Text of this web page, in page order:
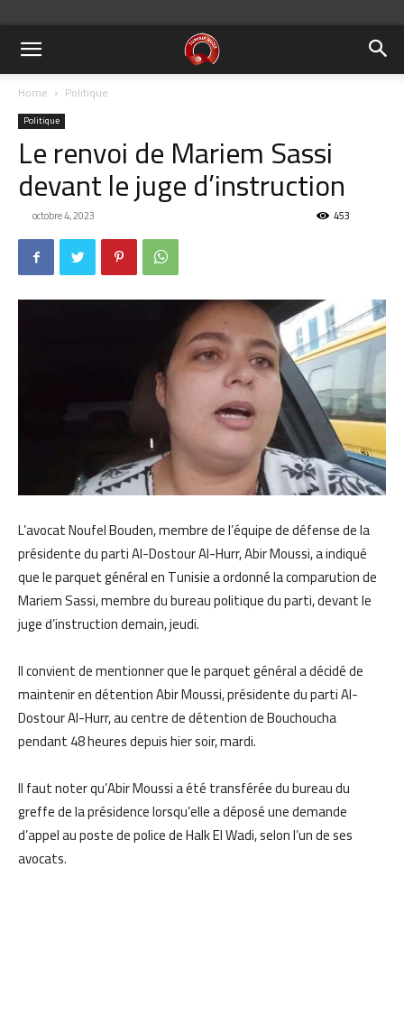
Home Politique
Politique
Le renvoi de Mariem Sassi
devant le juge d’instruction
octobre 4, 2023 453
L’avocat Noufel Bouden, membre de l’équipe de défense de la
présidente du parti Al-Dostour Al-Hurr, Abir Moussi, a indiqué
que le parquet général en Tunisie a ordonné la comparution de
Mariem Sassi, membre du bureau politique du parti, devant le
juge d’instruction demain, jeudi.
Il convient de mentionner que le parquet général a décidé de
maintenir en détention Abir Moussi, présidente du parti Al-
Dostour Al-Hurr, au centre de détention de Bouchoucha
pendant 48 heures depuis hier soir, mardi.
Il faut noter qu’Abir Moussi a été transférée du bureau du
greffe de la présidence lorsqu’elle a déposé une demande
d’appel au poste de police de Halk El Wadi, selon l’un de ses
avocats.